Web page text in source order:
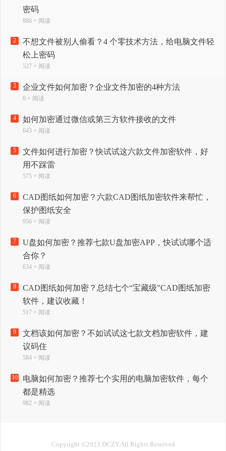
密码
886 + 阅读
2
不想文件被别人偷看？4 个零技术方法，给电脑文件轻
松上密码
527 + 阅读
3 企业文件如何加密？企业文件加密的4种方法
0 + 阅读
4 如何加密通过微信或第三方软件接收的文件
643 + 阅读
5
文件如何进行加密？快试试这六款文件加密软件，好
用不踩雷
575 + 阅读
6
CAD图纸如何加密？六款CAD图纸加密软件来帮忙，
保护图纸安全
956 + 阅读
7
U盘如何加密？推荐七款U盘加密APP，快试试哪个适
合你？
634 + 阅读
8
CAD图纸如何加密？总结七个“宝藏级”CAD图纸加密
软件，建议收藏！
517 + 阅读
9
文档该如何加密？不如试试这七款文档加密软件，建
议码住
584 + 阅读
10
电脑如何加密？推荐七个实用的电脑加密软件，每个
都是精选
982 + 阅读
Copyright ©2023 DCZY.All Rights Reserved